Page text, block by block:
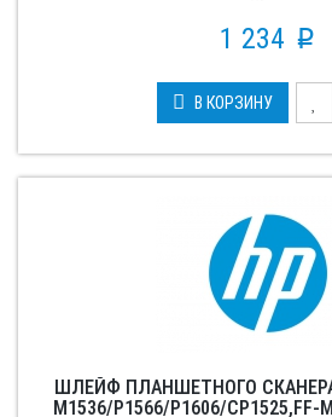
1 234 p
В КОРЗИНУ
ШЛЕЙФ ПЛАНШЕТНОГО
M1536/P1566/P1606/CP1525,FF-